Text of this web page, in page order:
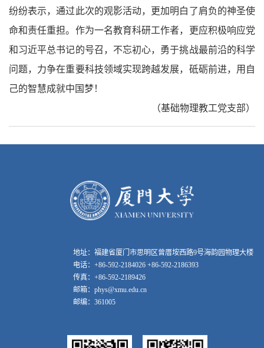
纷纷表示，通过此次的观影活动，更加明白了肩负的神圣使
命和责任重担。作为一名教育科研工作者，更应积极响应党
和习近平总书记的号召，不忘初心，勇于挑战最前沿的科学
问题，力争在重要科技领域实现跨越发展，砥砺前进，用自
己的智慧成就中国梦！
（基础物理教工党支部）
地址：福建省厦门市思明区曾厝垵西路9号海韵园物理大楼
电话：+86-592-2184026 +86-592-2186393
传真：+86-592-2189426
邮箱：phys@xmu.edu.cn
邮编：361005